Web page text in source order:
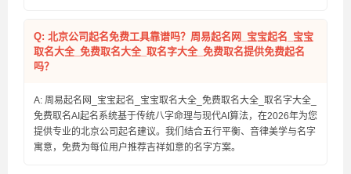
Q: 北京公司起名免费工具靠谱吗？周易起名网_宝宝起名_宝宝
取名大全_免费取名大全_取名字大全_免费取名提供免费起名
吗？
A: 周易起名网_宝宝起名_宝宝取名大全_免费取名大全_取名字大全_
免费取名AI起名系统基于传统八字命理与现代AI算法，在2026年为您
提供专业的北京公司起名建议。我们结合五行平衡、音律美学与名字
寓意，免费为每位用户推荐吉祥如意的名字方案。